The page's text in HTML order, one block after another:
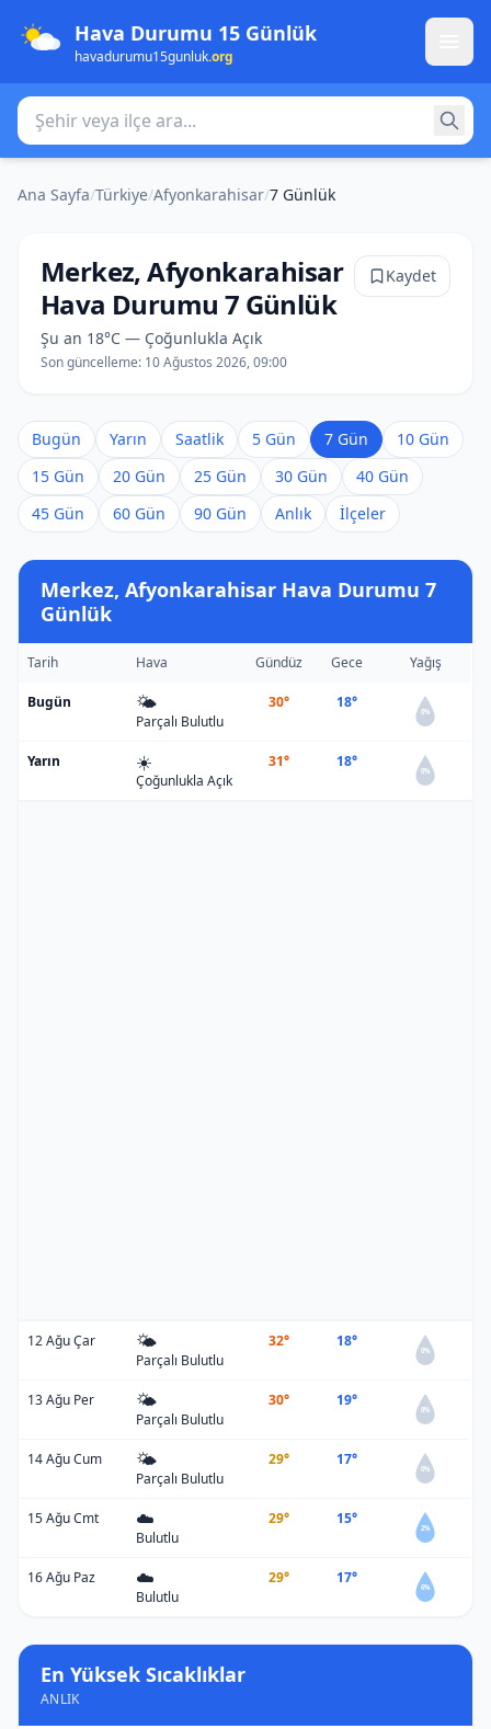
Hava Durumu 15 Günlük
havadurumu15gunluk.org
Şehir veya ilçe ara
Ana Sayfa/Türkiye/Afyonkarahisar/7 Günlük
Merkez, Afyonkarahisar
Hava Durumu 7 Günlük
Şu an 18°C — Çoğunlukla Açık
Son güncelleme: 10 Ağustos 2026, 09:00
Kaydet
Bugün Yarın Saatlik 5 Gün 7 Gün
10 Gün
15 Gün
20 Gün 25 Gün 30 Gün
40 Gün
45 Gün
60 Gün 90 Gün Anlık İlçeler
Merkez, Afyonkarahisar Hava Durumu 7
Günlük
Tarih Hava Gündüz Gece Yağış
Bugün 🌤️
Parçalı Bulutlu
30° 18°
0%
Yarın ☀️
Çoğunlukla Açık
31° 18°
0%
12 Ağu Çar 🌤️
Parçalı Bulutlu
32° 18°
0%
13 Ağu Per 🌤️
Parçalı Bulutlu
30° 19°
0%
14 Ağu Cum 🌤️
Parçalı Bulutlu
29° 17°
0%
15 Ağu Cmt ☁️
Bulutlu
29° 15°
2%
16 Ağu Paz ☁️
Bulutlu
29° 17°
6%
En Yüksek Sıcaklıklar
ANLIK